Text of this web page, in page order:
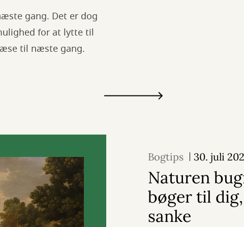
gang. Det er dog
for at lytte til
til næste gang.
Bogtips 30. juli
Naturen
bøger til
sanke